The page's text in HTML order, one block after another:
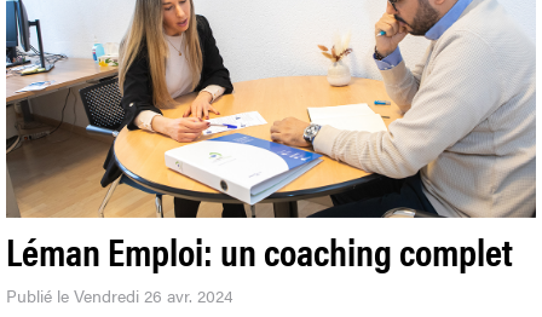
Léman Emploi: un coaching complet
Publié le Vendredi 26 avr. 2024